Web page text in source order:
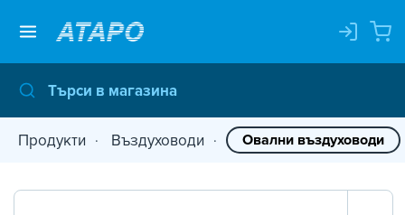
Продукти Въздуховоди Овални въздуховоди